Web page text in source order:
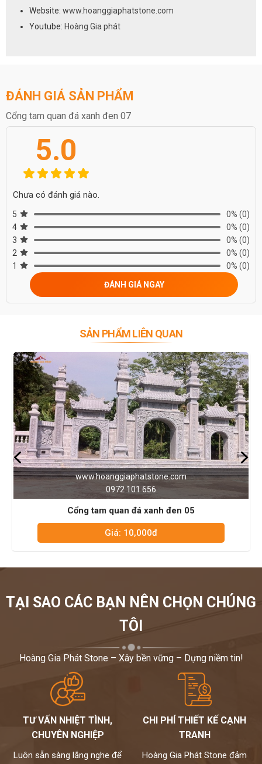
Website: www.hoanggiaphatstone.com
Youtube: Hoàng Gia phát
ĐÁNH GIÁ SẢN PHẨM
Cổng tam quan đá xanh đen 07
5.0
Chưa có đánh giá nào.
5 0% (0)
4
0% (0)
3
0% (0)
2
0% (0)
1
0% (0)
ĐÁNH GIÁ NGAY
SẢN PHẨM LIÊN QUAN
www.hoanggiaphatstone.com
0972 101 656
Cổng tam quan đá xanh đen 05
Giá: 10,000đ
TẠI SAO CÁC BẠN NÊN CHỌN CHÚNG
TÔI
Hoàng Gia Phát Stone – Xây bền vững – Dựng niềm tin!
TƯ VẤN NHIỆT TÌNH,
CHUYÊN NGHIỆP
Luôn sẵn sàng lắng nghe để
CHI PHÍ THIẾT KẾ CẠNH
TRANH
Hoàng Gia Phát Stone đảm